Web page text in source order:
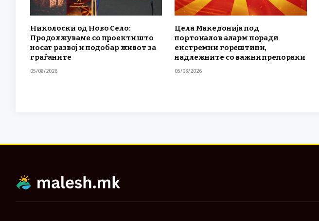
Николоски од Ново Село:
Продолжуваме со проекти што
носат развој и подобар живот за
граѓаните
05/08/2026
Цела Македонија под
портокалов аларм поради
екстремни горештини,
надлежните со важни препораки
05/08/2026